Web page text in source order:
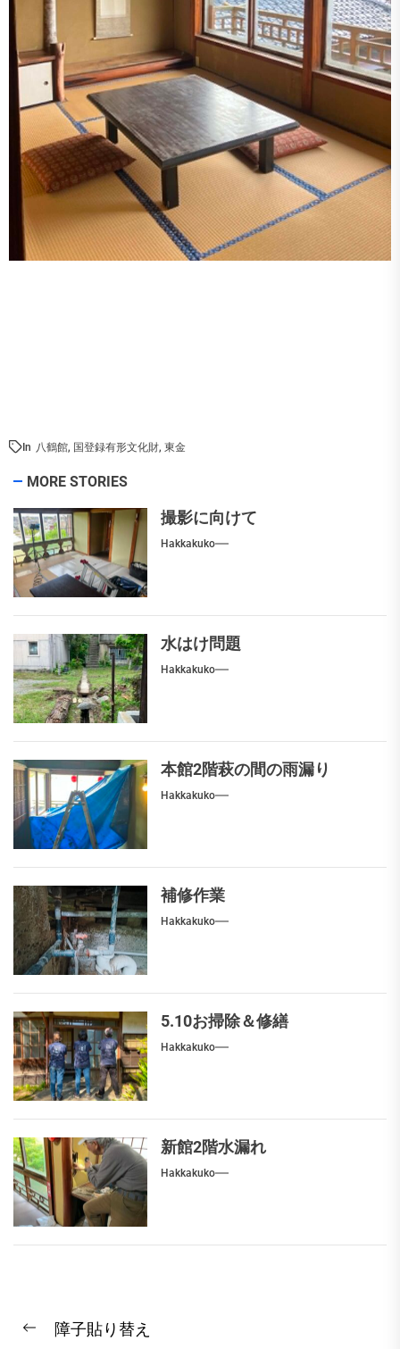
In 八鶴館, 国登録有形文化財, 東金
MORE STORIES
撮影に向けて
Hakkakuko
水はけ問題
Hakkakuko
本館2階萩の間の雨漏り
Hakkakuko
補修作業
Hakkakuko
5.10お掃除＆修繕
Hakkakuko
新館2階水漏れ
Hakkakuko
稿Previous
障子貼り替え